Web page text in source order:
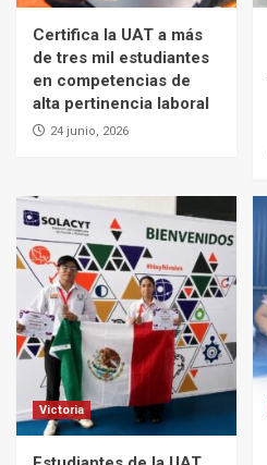
Certifica la UAT a más
de tres mil estudiantes
en competencias de
alta pertinencia laboral
24 junio, 2026
Victoria